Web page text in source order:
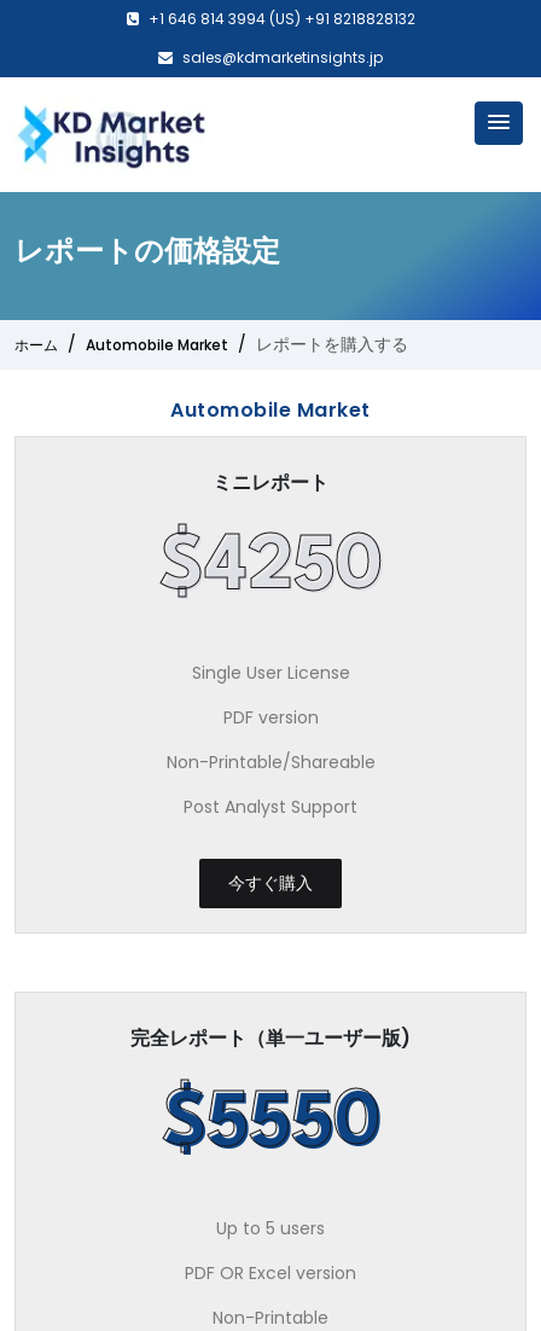
+1 646 814 3994 (US) +91 8218828132
sales@kdmarketinsights.jp
レポートの価格設定
ホーム Automobile Market レポートを購入する
Automobile Market
ミニレポート
$4250
Single User License
PDF version
Non-Printable/Shareable
Post Analyst Support
今すぐ購入
完全レポート（単一ユーザー版)
$5550
Up to 5 users
PDF OR Excel version
Non-Printable